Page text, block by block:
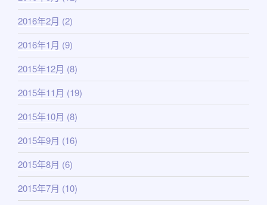
2016年2月 (2)
2016年1月 (9)
2015年12月 (8)
2015年11月 (19)
2015年10月 (8)
2015年9月 (16)
2015年8月 (6)
2015年7月 (10)